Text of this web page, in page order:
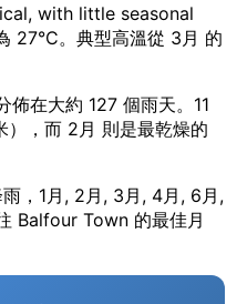
with little seasonal
27°C。典型高溫從 3月 的
在大約 127 個雨天。11
），而 2月 則是最乾燥的
，1月, 2月, 3月, 4月, 6月,
Balfour Town 的最佳月